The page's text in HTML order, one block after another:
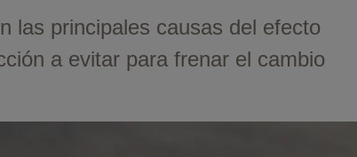
las principales causas del efecto
a evitar para frenar el cambio